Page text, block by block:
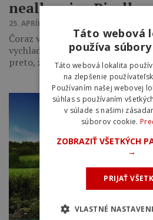
nealko pivo Birell
25. APRÍLA 2016 21:09
Čoraz viac Slovákov siaha po
vychladenej plechovke nealko
preto, že nemôžu piť,…
Táto webová
používa
Táto webová lokalita
na zlepšenie
Používaním našej webovej
súhlas s používaním
v súlade s našimi
súborov cookie.
ZOBRAZIŤ VŠETKÝCH
→
PRIJAŤ
VLASTNÉ